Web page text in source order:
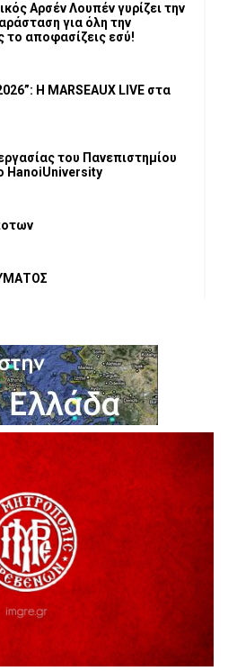
Αρσέν Λουπέν γυρίζει την
για όλη την
τέλος το αποφασίζεις εσύ!
Η MARSEAUX LIVE στα
του Πανεπιστημίου
HanoiUniversity
δύναμη
ΣΤΟΝ ΠΡΩΤΕΑ
Συλλόγου Ταξιάρχη προς κ.
του Α΄ κλάδου ύδρευσης
μια μοναδική συναυλία